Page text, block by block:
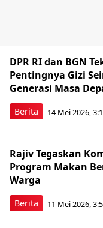
Berita
DPR RI dan BGN
Pentingnya Gizi
Generasi Masa
14 Mei 2026,
Berita
Rajiv Tegaskan
Program Makan
Warga
11 Mei 2026,